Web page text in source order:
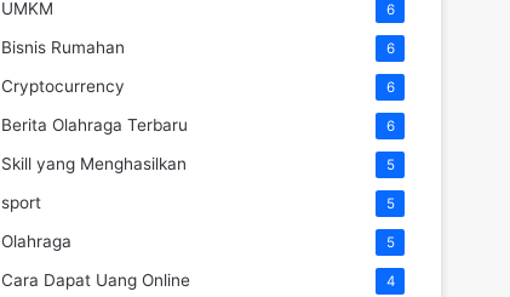
UMKM 6
Bisnis Rumahan 6
Cryptocurrency 6
Berita Olahraga Terbaru 6
Skill yang Menghasilkan 5
sport 5
Olahraga 5
Cara Dapat Uang Online 4